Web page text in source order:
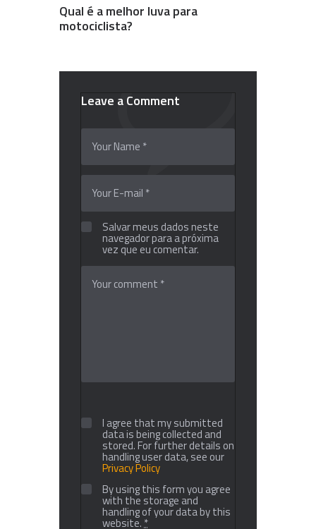
Qual é a melhor luva para
motociclista?
Leave a Comment
Salvar meus dados neste
navegador para a próxima
vez que eu comentar.
I agree that my submitted
data is being collected and
stored. For further details on
handling user data, see our
Privacy Policy
By using this form you agree
with the storage and
handling of your data by this
website.*